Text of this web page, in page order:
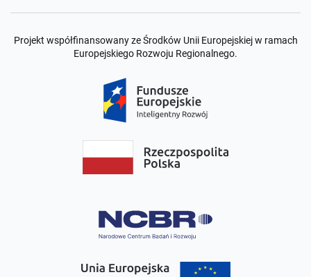
Projekt współfinansowany ze Środków Unii Europejskiej w ramach
Europejskiego Rozwoju Regionalnego.